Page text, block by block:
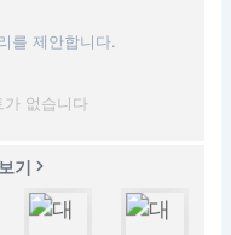
를 제안합니다.
없습니다
기